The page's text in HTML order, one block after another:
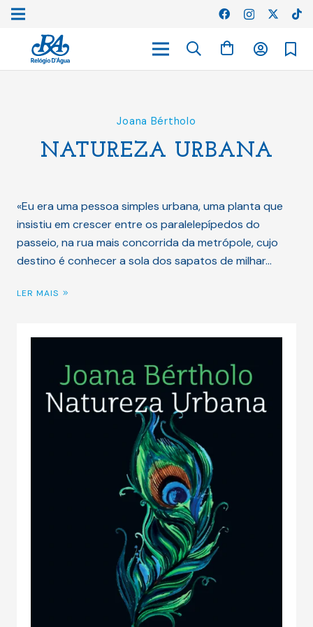
Joana Bértholo
NATUREZA URBANA
«Eu era uma pessoa simples urbana, uma planta que
insistiu em crescer entre os paralelepípedos do
passeio, na rua mais concorrida da metrópole, cujo
destino é conhecer a sola dos sapatos de milhar…
LER MAIS